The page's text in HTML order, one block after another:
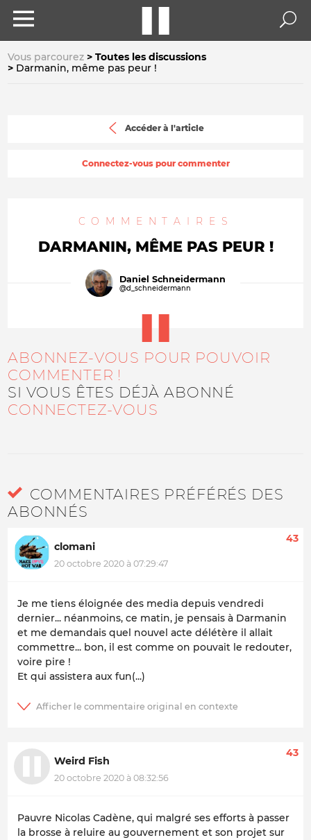
Vous parcourez
Toutes les discussions
Darmanin, même pas peur !
Accéder à l'article
Connectez-vous pour commenter
COMMENTAIRES
DARMANIN, MÊME PAS PEUR !
Daniel Schneidermann
@d_schneidermann
ABONNEZ-VOUS POUR POUVOIR
COMMENTER !
SI VOUS ÊTES DÉJÀ ABONNÉ
CONNECTEZ-VOUS
COMMENTAIRES PRÉFÉRÉS DES
ABONNÉS
clomani
20 octobre 2020 à 07:29:47
43
Je me tiens éloignée des media depuis vendredi
dernier... néanmoins, ce matin, je pensais à Darmanin
et me demandais quel nouvel acte délétère il allait
commettre... bon, il est comme on pouvait le redouter,
voire pire !
Et qui assistera aux fun(...)
Weird Fish
20 octobre 2020 à 08:32:56
43
Pauvre Nicolas Cadène, qui malgré ses efforts à passer
la brosse à reluire au gouvernement et son projet sur